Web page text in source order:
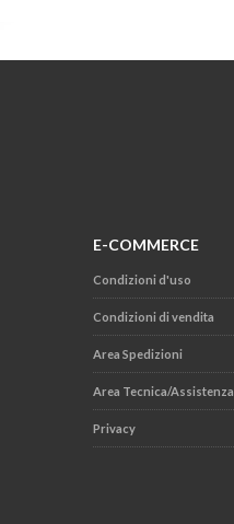
E-COMMERCE
Condizioni d'uso
Condizioni di vendita
Area Spedizioni
Area Tecnica/Assistenza
Privacy